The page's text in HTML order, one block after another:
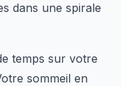
dans une spirale
temps sur votre
sommeil en